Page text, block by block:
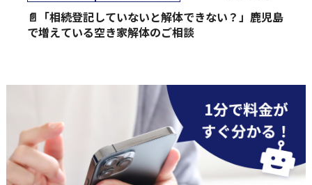
📄「相続登記していないと解体できない？」鹿児島
で増えている空き家解体のご相談